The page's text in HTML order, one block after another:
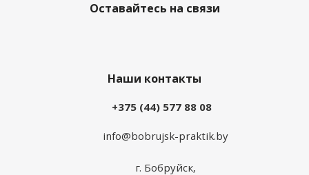
Оставайтесь на связи
Наши контакты
+375 (44) 577 88 08
info@bobrujsk-praktik.by
г. Бобруйск,